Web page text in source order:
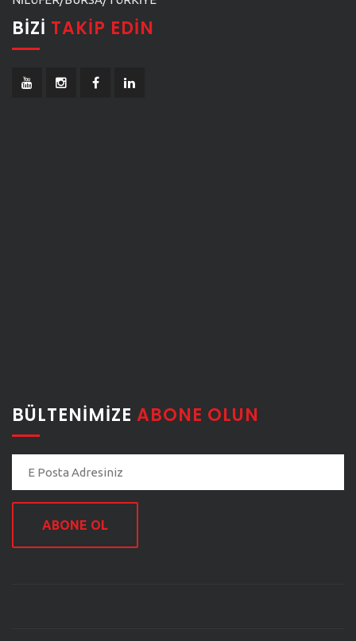
BIZI TAKIP EDIN
BÜLTENIMIZE ABONE OLUN
ABONE OL